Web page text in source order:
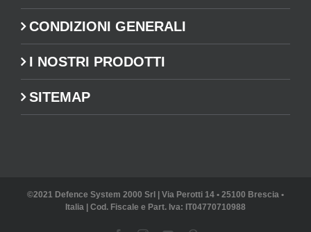
CONDIZIONI GENERALI
I NOSTRI PRODOTTI
SITEMAP
©2021 Defence System 2000 Srl | Via Perotti 14 • 25100 Brescia •
Italia | Cod. Fiscale e Part. Iva: IT04770710988